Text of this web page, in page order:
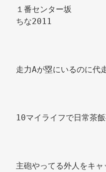
１番センター坂
ちな2011
走力Aが塁にいるのに代
10マイライフで日常茶
主砲やってる外人をキ